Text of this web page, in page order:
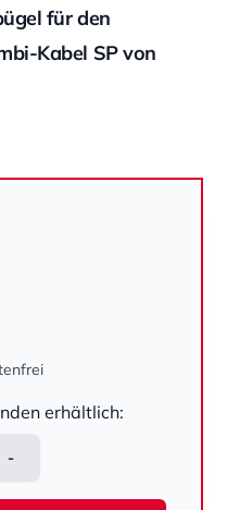
für den
Kabel SP von
erhältlich:
-